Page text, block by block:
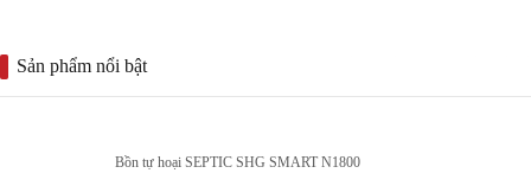
Sản phẩm nổi bật
Bồn tự hoại SEPTIC SHG SMART N1800